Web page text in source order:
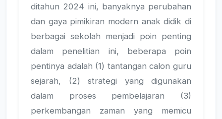
ditahun 2024 ini, banyaknya perubahan
dan gaya pimikiran modern anak didik di
berbagai sekolah menjadi poin penting
dalam penelitian ini, beberapa poin
pentinya adalah (1) tantangan calon guru
sejarah, (2) strategi yang digunakan
dalam proses pembelajaran (3)
perkembangan zaman yang memicu